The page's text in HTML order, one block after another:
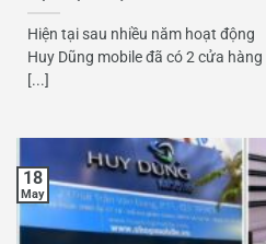
Hiện tại sau nhiều năm hoạt động
Huy Dũng mobile đã có 2 cửa hàng
[...]
18
May